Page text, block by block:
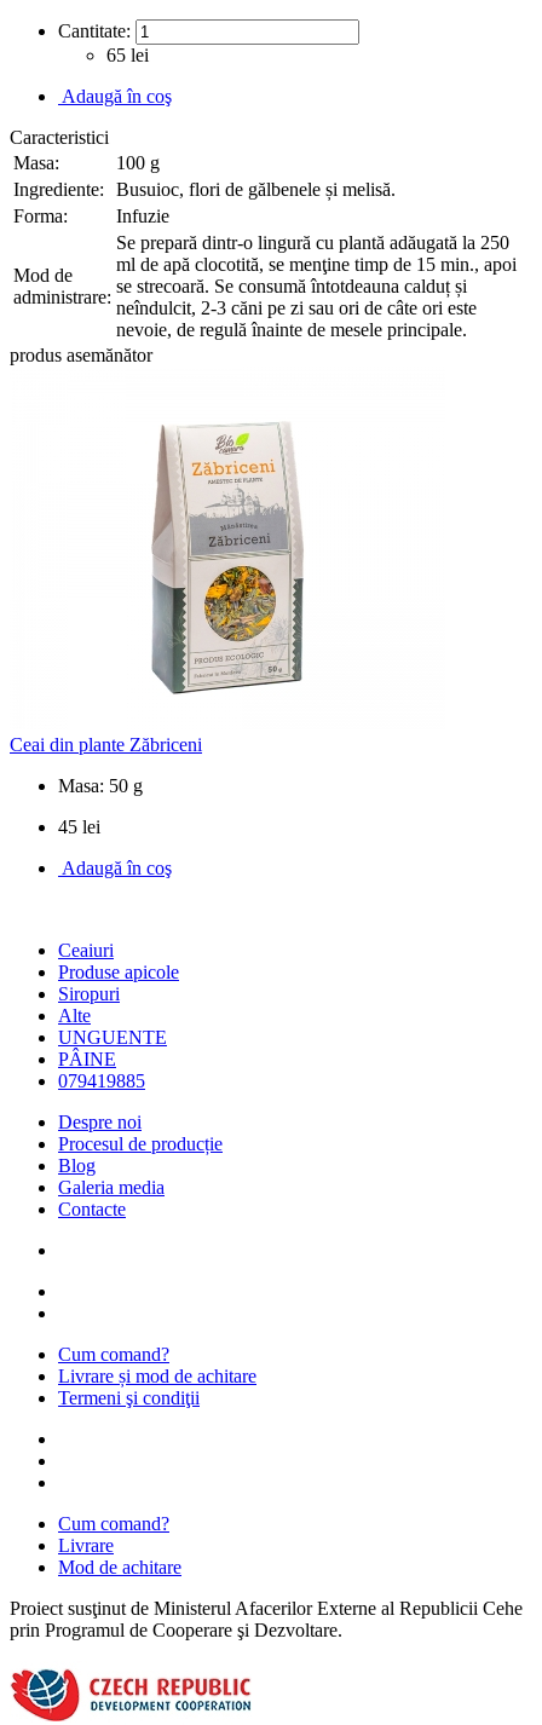
Cantitate:
65 lei
Adaugă în coş
Caracteristici
Masa:
100 g
Ingrediente:
Busuioc, flori de gălbenele și melisă.
Forma:
Infuzie
Mod de
administrare:
Se prepară dintr-o lingură cu plantă adăugată la 250
ml de apă clocotită, se menţine timp de 15 min., apoi
se strecoară. Se consumă întotdeauna calduț și
neîndulcit, 2-3 căni pe zi sau ori de câte ori este
nevoie, de regulă înainte de mesele principale.
produs asemănător
Ceai din plante Zăbriceni
Masa: 50 g
45 lei
Adaugă în coş
Ceaiuri
Produse apicole
Siropuri
Alte
UNGUENTE
PÂINE
079419885
Despre noi
Procesul de producție
Blog
Galeria media
Contacte
Cum comand?
Livrare și mod de achitare
Termeni şi condiţii
Cum comand?
Livrare
Mod de achitare
Proiect susţinut de Ministerul Afacerilor Externe al Republicii Cehe
prin Programul de Cooperare şi Dezvoltare.